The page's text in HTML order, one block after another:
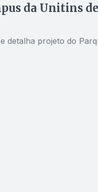
da Unitins de
detalha projeto do